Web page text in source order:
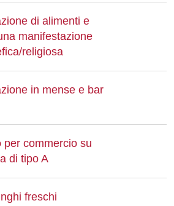
di alimenti e
manifestazione
religiosa
in mense e bar
per commercio su
di tipo A
freschi